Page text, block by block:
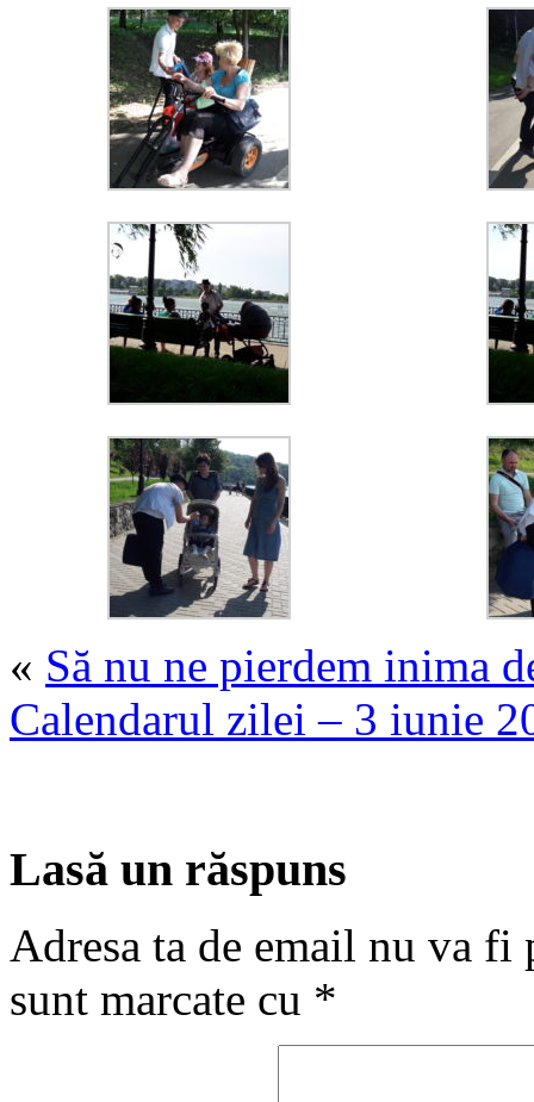
« Să nu ne pierdem inima
Calendarul zilei – 3 iunie
Lasă un răspuns
Adresa ta de email nu va fi
sunt marcate cu *